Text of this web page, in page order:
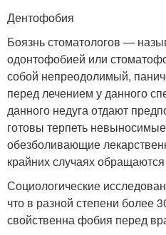
Дентофобия
Боязнь стоматологов —
одонтофобией или
собой непреодолимый,
перед лечением у данного
данного недуга отдают
готовы терпеть
обезболивающие
крайних случаях
Социологические
что в разной степени более
свойственна фобия перед